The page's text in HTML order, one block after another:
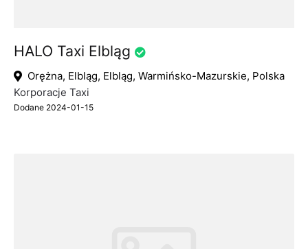
HALO Taxi Elbląg
Orężna, Elbląg, Elbląg, Warmińsko-Mazurskie, Polska
Korporacje Taxi
Dodane 2024-01-15